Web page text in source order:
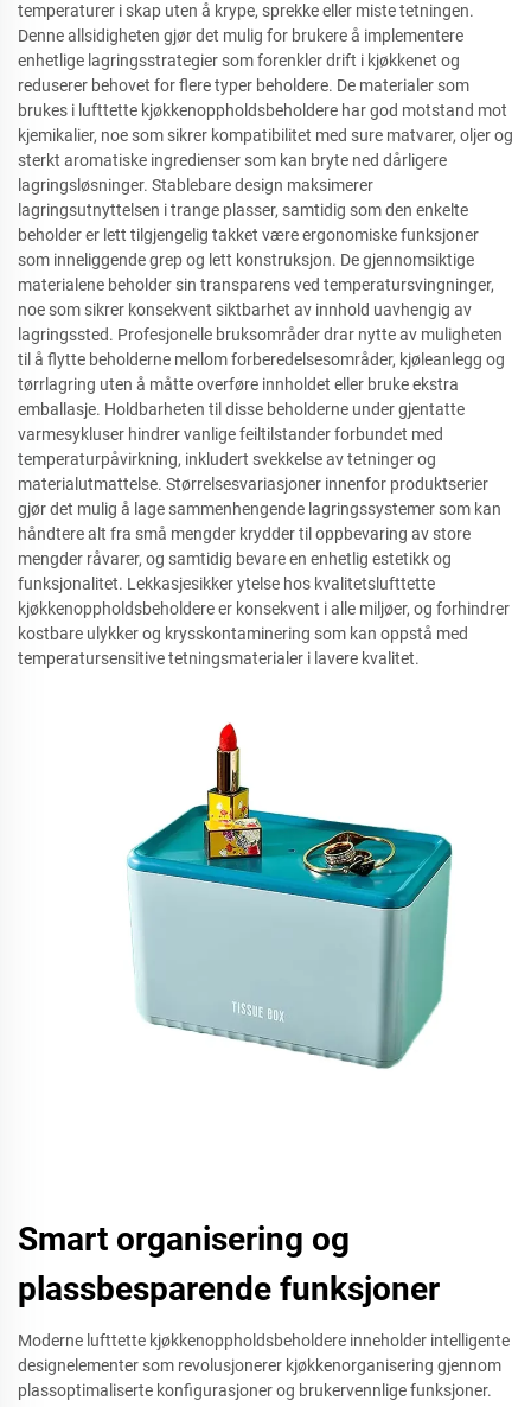
temperaturer i skap uten å krype, sprekke eller miste tetningen.
Denne allsidigheten gjør det mulig for brukere å implementere
enhetlige lagringsstrategier som forenkler drift i kjøkkenet og
reduserer behovet for flere typer beholdere. De materialer som
brukes i lufttette kjøkkenoppholdsbeholdere har god motstand mot
kjemikalier, noe som sikrer kompatibilitet med sure matvarer, oljer og
sterkt aromatiske ingredienser som kan bryte ned dårligere
lagringsløsninger. Stablebare design maksimerer
lagringsutnyttelsen i trange plasser, samtidig som den enkelte
beholder er lett tilgjengelig takket være ergonomiske funksjoner
som inneliggende grep og lett konstruksjon. De gjennomsiktige
materialene beholder sin transparens ved temperatursvingninger,
noe som sikrer konsekvent siktbarhet av innhold uavhengig av
lagringssted. Profesjonelle bruksområder drar nytte av muligheten
til å flytte beholderne mellom forberedelsesområder, kjøleanlegg og
tørrlagring uten å måtte overføre innholdet eller bruke ekstra
emballasje. Holdbarheten til disse beholderne under gjentatte
varmesykluser hindrer vanlige feiltilstander forbundet med
temperaturpåvirkning, inkludert svekkelse av tetninger og
materialutmattelse. Størrelsesvariasjoner innenfor produktserier
gjør det mulig å lage sammenhengende lagringssystemer som kan
håndtere alt fra små mengder krydder til oppbevaring av store
mengder råvarer, og samtidig bevare en enhetlig estetikk og
funksjonalitet. Lekkasjesikker ytelse hos kvalitetslufttette
kjøkkenoppholdsbeholdere er konsekvent i alle miljøer, og forhindrer
kostbare ulykker og krysskontaminering som kan oppstå med
temperatursensitive tetningsmaterialer i lavere kvalitet.
Smart organisering og
plassbesparende funksjoner
Moderne lufttette kjøkkenoppholdsbeholdere inneholder intelligente
designelementer som revolusjonerer kjøkkenorganisering gjennom
plassoptimaliserte konfigurasjoner og brukervennlige funksjoner.